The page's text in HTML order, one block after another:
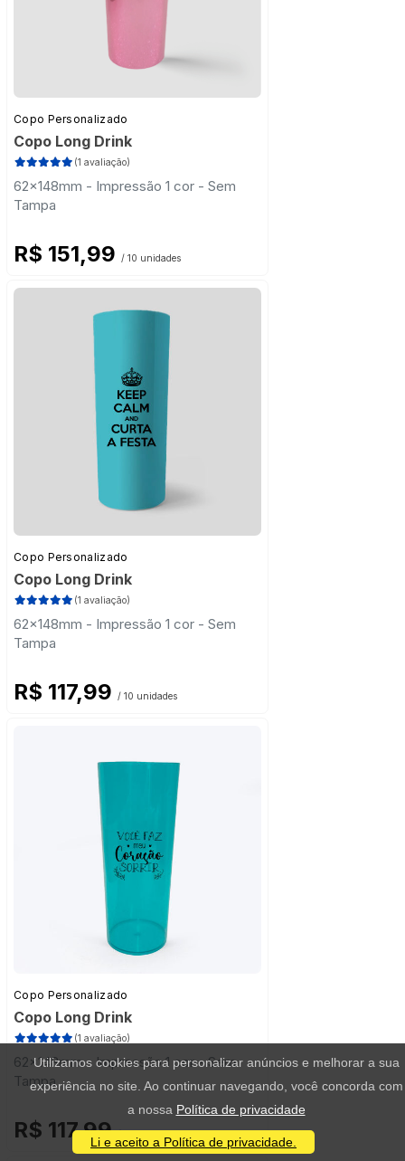
Copo Personalizado
Copo Long Drink
(1 avaliação)
62x148mm - Impressão 1 cor - Sem
Tampa
R$ 151,99 / 10 unidades
Copo Personalizado
Copo Long Drink
(1 avaliação)
62x148mm - Impressão 1 cor - Sem
Tampa
R$ 117,99 / 10 unidades
Copo Personalizado
Copo Long Drink
(1 avaliação)
62x148mm - Impressão 1 cor - Sem
Tampa
R$ 117,99
Utilizamos cookies para personalizar anúncios e melhorar a sua
experiência no site. Ao continuar navegando, você concorda com
a nossa Política de privacidade
Li e aceito a Política de privacidade.